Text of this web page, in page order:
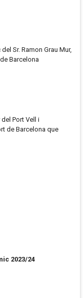
Sr. Ramon Grau Mur,
Barcelona
Port Vell i
de Barcelona que
2023/24